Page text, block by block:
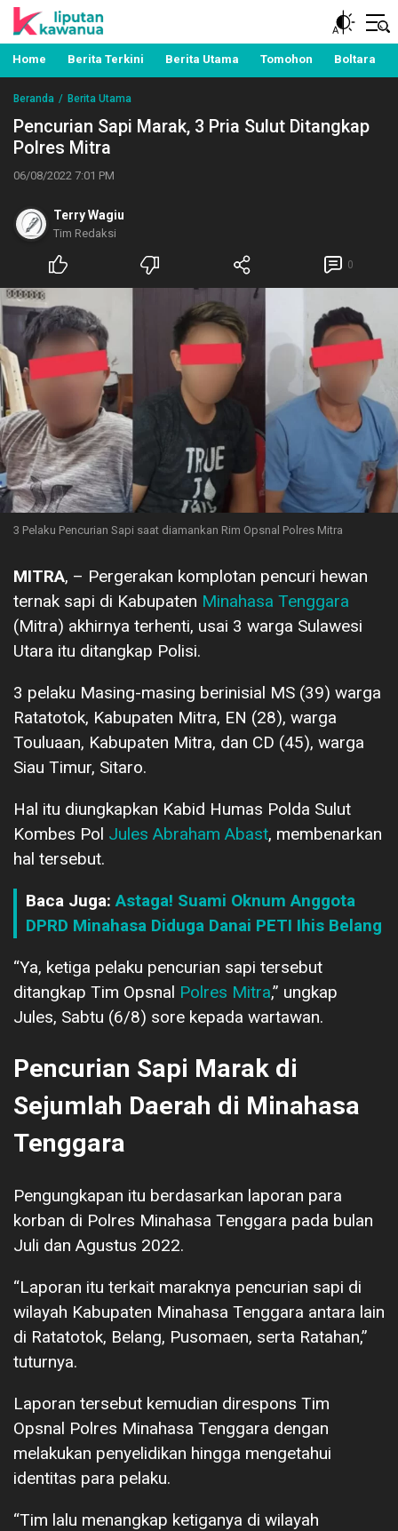
Liputan Kawanua
Berita Manado, Sulawesi Utara, Kawanua, Politik,
Pemerintahan, Hukum Kriminal dan Nasional
Home Berita Terkini Berita Utama Tomohon Boltara
Beranda Berita Utama
Pencurian Sapi Marak, 3 Pria Sulut Ditangkap
Polres Mitra
06/08/2022 7:01 PM
Terry Wagiu
Tim Redaksi
0
3 Pelaku Pencurian Sapi saat diamankan Rim Opsnal Polres Mitra
MITRA, – Pergerakan komplotan pencuri hewan
ternak sapi di Kabupaten Minahasa Tenggara
(Mitra) akhirnya terhenti, usai 3 warga Sulawesi
Utara itu ditangkap Polisi.
3 pelaku Masing-masing berinisial MS (39) warga
Ratatotok, Kabupaten Mitra, EN (28), warga
Touluaan, Kabupaten Mitra, dan CD (45), warga
Siau Timur, Sitaro.
Hal itu diungkapkan Kabid Humas Polda Sulut
Kombes Pol Jules Abraham Abast, membenarkan
hal tersebut.
Baca Juga: Astaga! Suami Oknum Anggota
DPRD Minahasa Diduga Danai PETI Ihis Belang
“Ya, ketiga pelaku pencurian sapi tersebut
ditangkap Tim Opsnal Polres Mitra,” ungkap
Jules, Sabtu (6/8) sore kepada wartawan.
Pencurian Sapi Marak di
Sejumlah Daerah di Minahasa
Tenggara
Pengungkapan itu berdasarkan laporan para
korban di Polres Minahasa Tenggara pada bulan
Juli dan Agustus 2022.
“Laporan itu terkait maraknya pencurian sapi di
wilayah Kabupaten Minahasa Tenggara antara lain
di Ratatotok, Belang, Pusomaen, serta Ratahan,”
tuturnya.
Laporan tersebut kemudian direspons Tim
Opsnal Polres Minahasa Tenggara dengan
melakukan penyelidikan hingga mengetahui
identitas para pelaku.
“Tim lalu menangkap ketiganya di wilayah